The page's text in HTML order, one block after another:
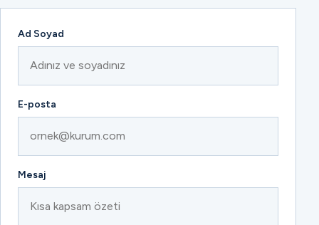
Ad Soyad
E-posta
Mesaj